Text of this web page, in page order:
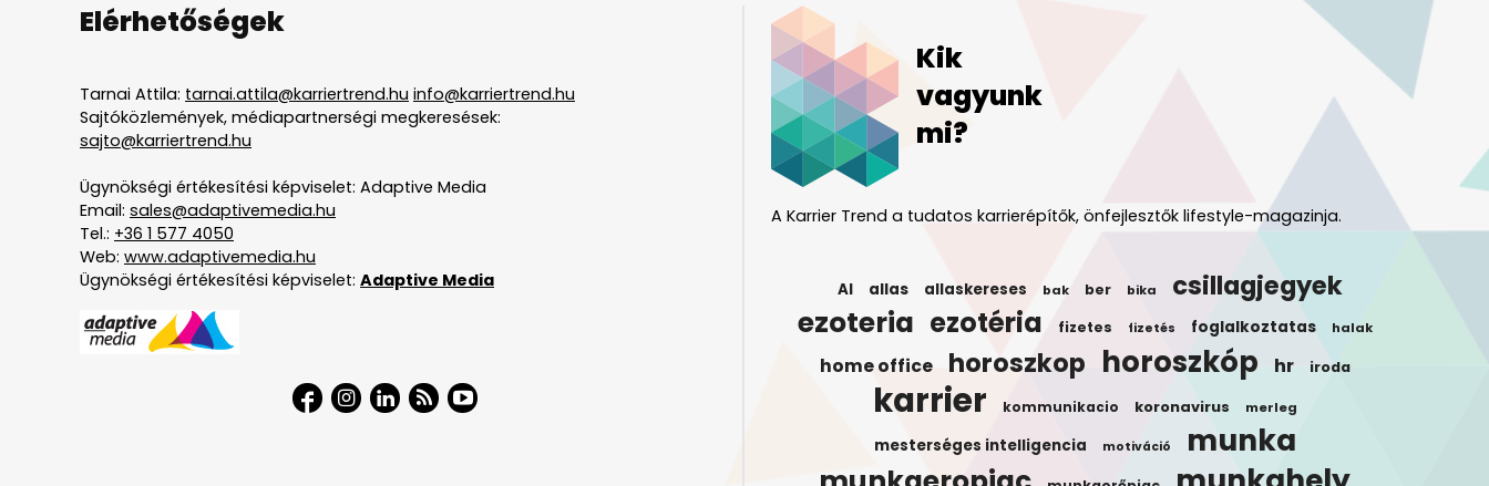
Elérhetőségek
Tarnai Attila: tarnai.attila@karriertrend.hu info@karriertrend.hu
Sajtóközlemények, médiapartnerségi megkeresések:
sajto@karriertrend.hu
Ügynökségi értékesítési képviselet: Adaptive Media
Email: sales@adaptivemedia.hu
Tel.: +36 1 577 4050
Web: www.adaptivemedia.hu
Ügynökségi értékesítési képviselet: Adaptive Media
Kik
vagyunk
mi?
A Karrier Trend a tudatos karrierépítők, önfejlesztők lifestyle-magazinja.
AI allas allaskereses bak ber bika csillagjegyek
ezoteria ezotéria fizetes fizetés foglalkoztatas halak
home office horoszkop horoszkóp hr iroda
karrier kommunikacio koronavirus merleg
mesterséges intelligencia motiváció munka